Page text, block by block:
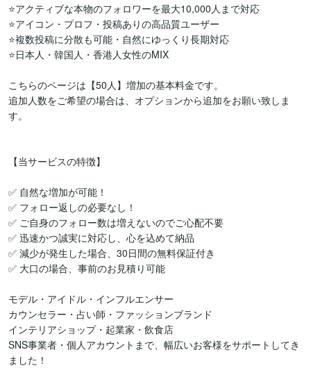
⭐️アクティブな本物のフォロワーを最大10,000人まで対応
⭐️アイコン・プロフ・投稿ありの高品質ユーザー
⭐️複数投稿に分散も可能・自然にゆっくり長期対応
⭐️日本人・韓国人・香港人女性のMIX
こちらのページは【50人】増加の基本料金です。
追加人数をご希望の場合は、オプションから追加をお願い致しま
す。
【当サービスの特徴】
✅ 自然な増加が可能！
✅ フォロー返しの必要なし！
✅ ご自身のフォロー数は増えないのでご心配不要
✅ 迅速かつ誠実に対応し、心を込めて納品
✅ 減少が発生した場合、30日間の無料保証付き
✅ 大口の場合、事前のお見積り可能
モデル・アイドル・インフルエンサー
カウンセラー・占い師・ファッションブランド
インテリアショップ・起業家・飲食店
SNS事業者・個人アカウントまで、幅広いお客様をサポートしてき
ました！